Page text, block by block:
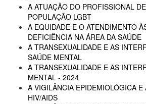
A ATUAÇÃO DO PROFISSIONAL
POPULAÇÃO LGBT
A EQUIDADE E O ATENDIMENTO
DEFICIÊNCIA NA ÁREA DA SAÚDE
A TRANSEXUALIDADE E AS
SAÚDE MENTAL
A TRANSEXUALIDADE E AS
MENTAL - 2024
A VIGILÂNCIA EPIDEMIOLÓGICA E
HIV/AIDS